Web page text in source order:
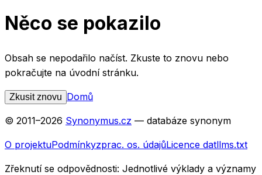
Něco se pokazilo
Obsah se nepodařilo načíst. Zkuste to znovu nebo
pokračujte na úvodní stránku.
Zkusit znovu Domů
© 2011–2026 Synonymus.cz — databáze synonym
O projektuPodmínkyzprac. os. údajůLicence datllms.txt
Zřeknutí se odpovědnosti: Jednotlivé výklady a významy